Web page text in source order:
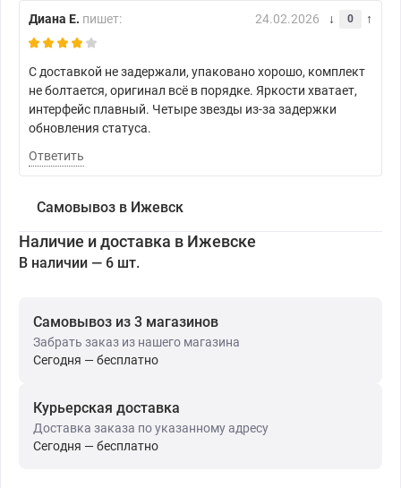
Диана Е. пишет: 24.02.2026 0
С доставкой не задержали, упаковано хорошо, комплект
не болтается, оригинал всё в порядке. Яркости хватает,
интерфейс плавный. Четыре звезды из-за задержки
обновления статуса.
Ответить
Самовывоз в Ижевск
Наличие и доставка в Ижевске
В наличии — 6 шт.
Самовывоз из 3 магазинов
Забрать заказ из нашего магазина
Сегодня — бесплатно
Курьерская доставка
Доставка заказа по указанному адресу
Сегодня — бесплатно